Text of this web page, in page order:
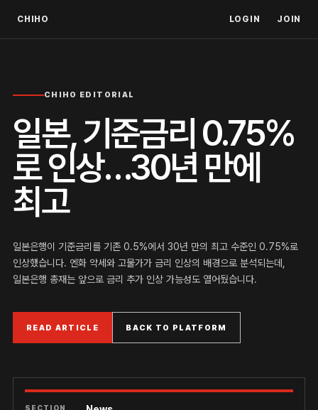
CHIHO LOGIN JOIN
CHIHO EDITORIAL
일본, 기준금리 0.75%
로 인상…30년 만에
최고
일본은행이 기준금리를 기존 0.5%에서 30년 만의 최고 수준인 0.75%로
인상했습니다. 엔화 약세와 고물가가 금리 인상의 배경으로 분석되는데,
일본은행 총재는 앞으로 금리 추가 인상 가능성도 열어뒀습니다.
READ ARTICLE BACK TO PLATFORM
SECTION